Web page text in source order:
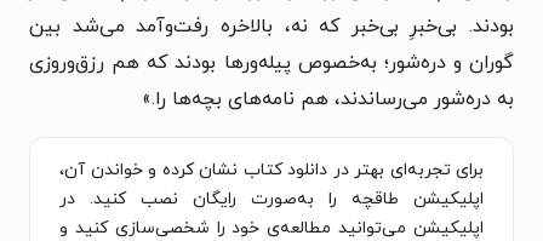
بودند. بی‌خبرِ بی‌خبر که نه، بالاخره رفت‌وآمد می‌شد بین
گوران و دره‌شور؛ به‌خصوص پیله‌ورها بودند که هم رزق‌وروزی
به دره‌شور می‌رساندند، هم نامه‌های بچه‌ها را.»
برای تجربه‌ای بهتر در دانلود کتاب نشان کرده و خواندن آن،
اپلیکیشن طاقچه را به‌صورت رایگان نصب کنید. در
اپلیکیشن می‌توانید مطالعه‌ی خود را شخصی‌سازی کنید و